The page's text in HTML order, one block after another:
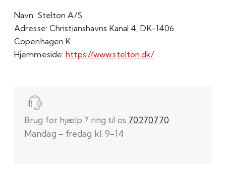
Navn: Stelton A/S
Adresse: Christianshavns Kanal 4, DK-1406
Copenhagen K
Hjemmeside: https://www.stelton.dk/
Brug for hjælp ? ring til os 70270770
Mandag – fredag kl. 9-14